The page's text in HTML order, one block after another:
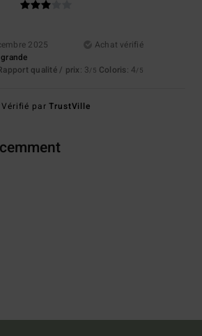
2025
Achat vérifié
qualité / prix: 3/5 Coloris: 4/5
Vérifié parTrustVille